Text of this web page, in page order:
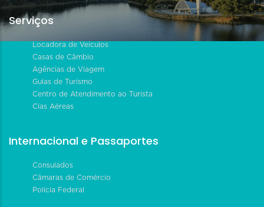
Serviços
Locadora de Veículos
Casas de Câmbio
Agências de Viagem
Guias de Turismo
Centro de Atendimento ao Turista
Cias Aéreas
Internacional e Passaportes
Consulados
Câmaras de Comércio
Polícia Federal